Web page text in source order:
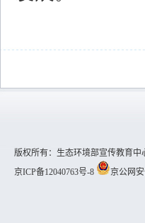
版权所有：生态环境部宣传教育中
京ICP备12040763号-8
京公网安